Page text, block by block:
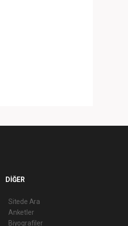
DİĞER
Sitede Ara
Anketler
Biyografiler